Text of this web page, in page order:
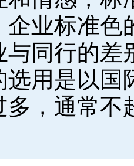
企业标准
与同行的差
选用是以国
多，通常不